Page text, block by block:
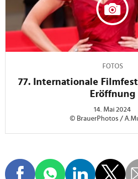
FOTOS
77. Internationale
Eröffnung
14. Mai 2024
© BrauerPhotos /